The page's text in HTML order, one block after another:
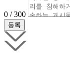
0 / 300